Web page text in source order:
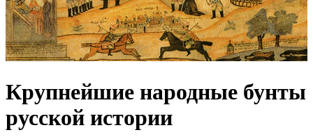
Крупнейшие народные бунты
русской истории